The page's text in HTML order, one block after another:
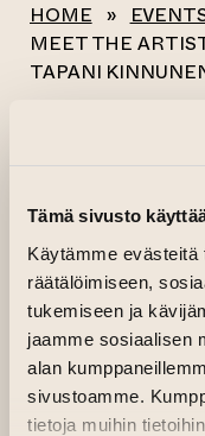
Tämä sivusto
Käytämme
räätälöimiseen,
tukemiseen ja
jaamme sosiaalisen
alan
sivustoamme.
tietoja muihin
HOME »
MEET THE
TAPANI
MEET
MATTI
AND
21.03.2026 kl.